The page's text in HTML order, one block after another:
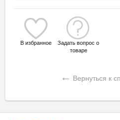
В избранное
Задать вопрос о
товаре
← Вернуться к